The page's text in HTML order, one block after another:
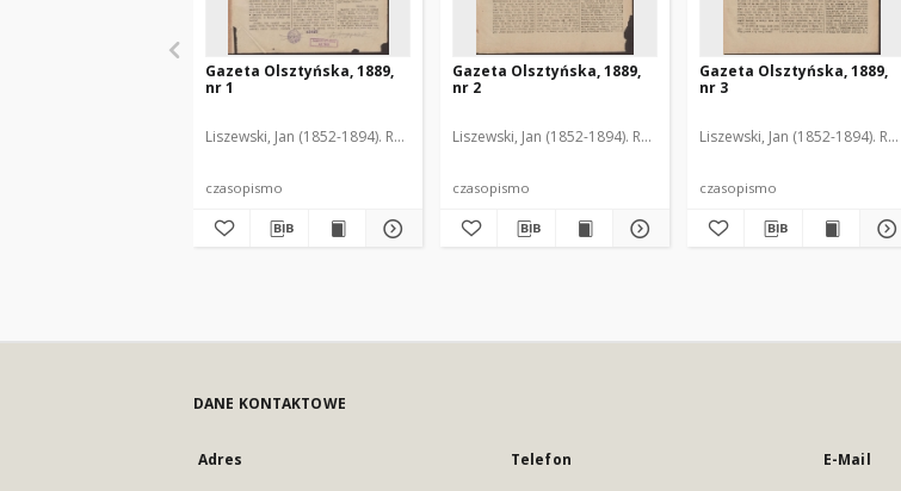
Gazeta Olsztyńska, 1889,
nr 1
Liszewski, Jan (1852-1894). Red.
czasopismo
Gazeta Olsztyńska, 1889,
nr 2
Liszewski, Jan (1852-1894). Red.
czasopismo
Gazeta Olsztyńska, 1889,
nr 3
Liszewski, Jan (1852-1894). Red.
czasopismo
DANE KONTAKTOWE
Adres Telefon E-Mail